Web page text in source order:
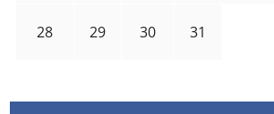
28 29 30 31